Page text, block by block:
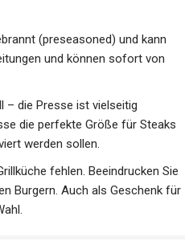
(preseasoned) und kann
und können sofort von
– die Presse ist vielseitig
die perfekte Größe für Steaks
werden sollen.
fehlen. Beeindrucken Sie
Burgern. Auch als Geschenk für